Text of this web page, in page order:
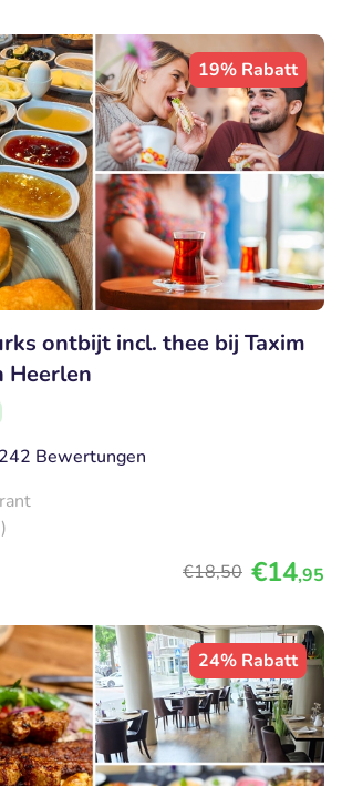
19% Rabatt
ontbijt incl. thee bij Taxim
Heerlen
Bewertungen
€18,50 €14,95
24% Rabatt